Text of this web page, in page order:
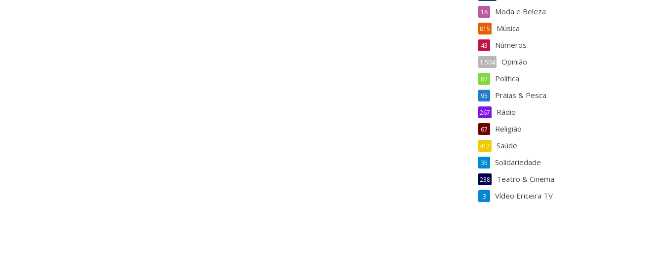
Moda e Beleza
18
Música
815
Números
43
Opinião
1.504
Política
87
Praias & Pesca
95
Rádio
267
Religião
67
Saúde
417
Solidariedade
35
Teatro & Cinema
238
Vídeo Ericeira TV
3